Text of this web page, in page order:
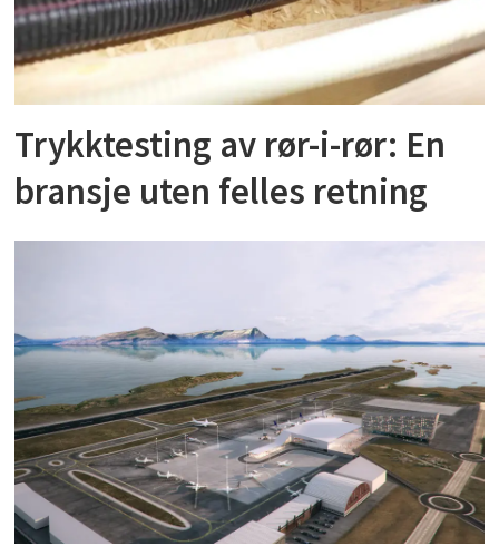
Trykktesting av rør-i-rør: En
bransje uten felles retning